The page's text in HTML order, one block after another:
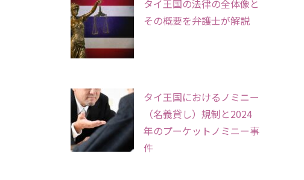
タイ王国の法律の全体像と
その概要を弁護士が解説
タイ王国におけるノミニー
（名義貸し）規制と2024
年のプーケットノミニー事
件